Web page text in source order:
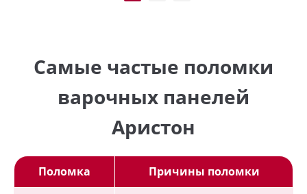
Самые частые поломки
варочных панелей
Аристон
Поломка Причины поломки